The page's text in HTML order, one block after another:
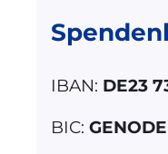
IBAN: DE23
BIC: